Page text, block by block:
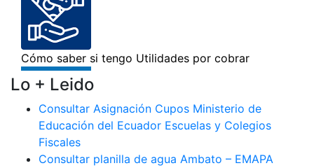
Lo + Leido
Consultar Asignación Cupos Ministerio de
Educación del Ecuador Escuelas y Colegios
Fiscales
Consultar planilla de agua Ambato – EMAPA